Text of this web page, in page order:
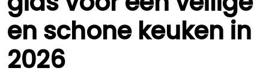
en schone keuken in
2026